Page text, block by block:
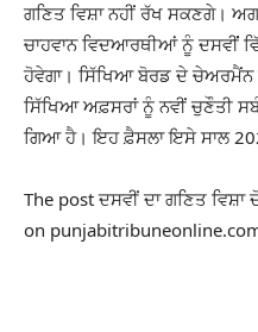
ਗਣਿਤ ਵਿਸ਼ਾ ਨਹੀਂ ਰੱਖ ਸਕਣਗੇ।
ਚਾਹਵਾਨ ਵਿਦਆਰਥੀਆਂ ਨੂੰ ਦਸਵੀਂਂ
ਹੋਵੇਗਾ। ਸਿੱਖਿਆ ਬੋਰਡ ਦੇ ਚੇਅਰਮੈਂਨ
ਸਿੱਖਿਆ ਅਫ਼ਸਰਾਂ ਨੂੰ ਨਵੀਂ ਚੁਣੌਤੀ
ਗਿਆ ਹੈ। ਇਹ ਫ਼ੈਸਲਾ ਇਸੇ ਸਾਲ
The post ਦਸਵੀਂ ਦਾ ਗਣਿਤ
on